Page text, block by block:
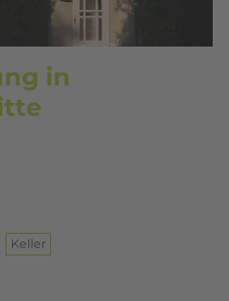
in
Keller